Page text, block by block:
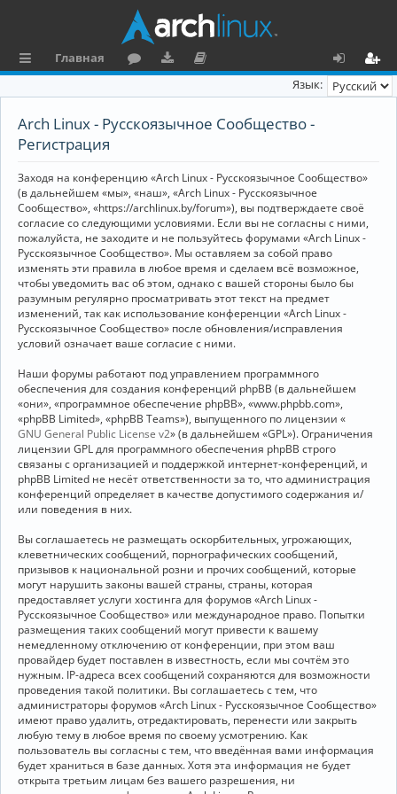
л
и
Главная
н
та
ц
и
я
х
ег
Язык:
Arch Linux - Русскоязычное Сообщество -
Регистрация
Заходя на конференцию «Arch Linux - Русскоязычное Сообщество»
(в дальнейшем «мы», «наш», «Arch Linux - Русскоязычное
Сообщество», «https://archlinux.by/forum»), вы подтверждаете своё
согласие со следующими условиями. Если вы не согласны с ними,
пожалуйста, не заходите и не пользуйтесь форумами «Arch Linux -
Русскоязычное Сообщество». Мы оставляем за собой право
изменять эти правила в любое время и сделаем всё возможное,
чтобы уведомить вас об этом, однако с вашей стороны было бы
разумным регулярно просматривать этот текст на предмет
изменений, так как использование конференции «Arch Linux -
Русскоязычное Сообщество» после обновления/исправления
условий означает ваше согласие с ними.
Наши форумы работают под управлением программного
обеспечения для создания конференций phpBB (в дальнейшем
«они», «программное обеспечение phpBB», «www.phpbb.com»,
«phpBB Limited», «phpBB Teams»), выпущенного по лицензии «
GNU General Public License v2» (в дальнейшем «GPL»). Ограничения
лицензии GPL для программного обеспечения phpBB строго
связаны с организацией и поддержкой интернет-конференций, и
phpBB Limited не несёт ответственности за то, что администрация
конференций определяет в качестве допустимого содержания и/
или поведения в них.
Вы соглашаетесь не размещать оскорбительных, угрожающих,
клеветнических сообщений, порнографических сообщений,
призывов к национальной розни и прочих сообщений, которые
могут нарушить законы вашей страны, страны, которая
предоставляет услуги хостинга для форумов «Arch Linux -
Русскоязычное Сообщество» или международное право. Попытки
размещения таких сообщений могут привести к вашему
немедленному отключению от конференции, при этом ваш
провайдер будет поставлен в известность, если мы сочтём это
нужным. IP-адреса всех сообщений сохраняются для возможности
проведения такой политики. Вы соглашаетесь с тем, что
администраторы форумов «Arch Linux - Русскоязычное Сообщество»
имеют право удалить, отредактировать, перенести или закрыть
любую тему в любое время по своему усмотрению. Как
пользователь вы согласны с тем, что введённая вами информация
будет храниться в базе данных. Хотя эта информация не будет
открыта третьим лицам без вашего разрешения, ни